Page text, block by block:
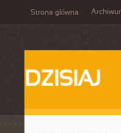
Strona główna
DZISIAJ